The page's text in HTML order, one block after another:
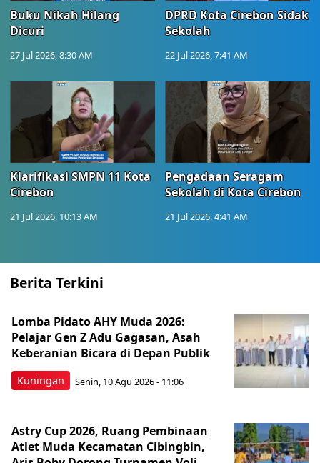
Buku Nikah Hilang
Dicuri
27 Jul 2026, 8:30 AM
DPRD Kota Cirebon Sidak
Sekolah
22 Jul 2026, 7:41 AM
Klarifikasi SMPN 11 Kota
Cirebon
21 Jul 2026, 10:13 AM
Pengadaan Seragam
Sekolah di Kota Cirebon
21 Jul 2026, 4:41 AM
Berita Terkini
Kuningan
Lomba Pidato AHY Muda 2026:
Pelajar Gen Z Adu Gagasan, Asah
Keberanian Bicara di Depan Publik
Senin, 10 Agu 2026 - 11:06
Astry Cup 2026, Ruang Pembinaan
Atlet Muda Kecamatan Cibingbin,